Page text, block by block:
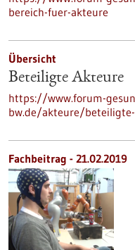
bereich-fuer-akteure
Übersicht
Beteiligte Akteure
https://www.forum-
bw.de/akteure/
Fachbeitrag - 21.02.2019